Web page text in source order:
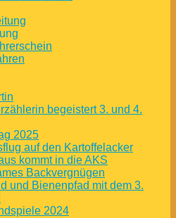
begeistert 3. und 4.
2025
auf den Kartoffelacker
kommt in die AKS
Backvergnügen
und Bienenpfad mit dem 3.
2024